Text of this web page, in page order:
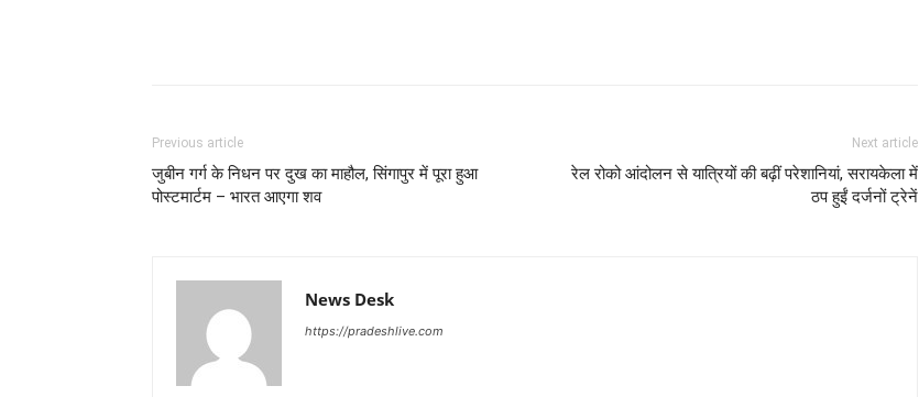
Previous article
जुबीन गर्ग के निधन पर दुख का माहौल, सिंगापुर में पूरा हुआ
पोस्टमार्टम – भारत आएगा शव
Next article
रेल रोको आंदोलन से यात्रियों की बढ़ीं परेशानियां, सरायकेला में
ठप हुईं दर्जनों ट्रेनें
News Desk
https://pradeshlive.com